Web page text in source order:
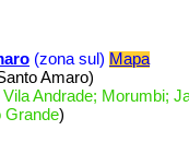
(zona sul) Mapa
Amaro)
Andrade; Morumbi;
Grande)